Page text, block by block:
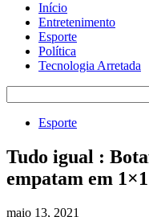
Início
Entretenimento
Esporte
Política
Tecnologia Arretada
Esporte
Tudo igual :
empatam em 1×1
maio 13, 2021